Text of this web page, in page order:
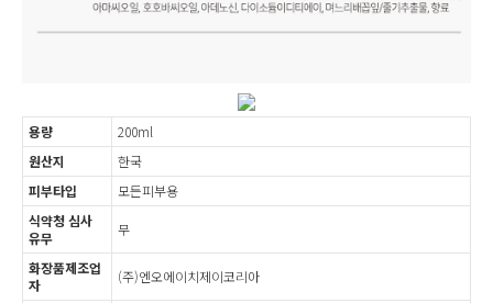
용량
200ml
원산지
한국
피부타입
모든피부용
식약청 심사
유무
무
화장품제조업
자
(주)엔오에이치제이코리아